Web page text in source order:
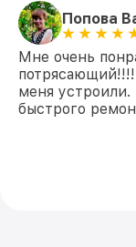
Попова
Мне очень
меня
быстрого